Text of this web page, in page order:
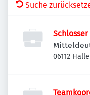
Suche
06112